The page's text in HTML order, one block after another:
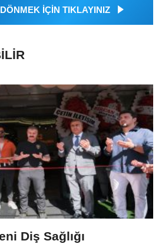
İÇİN TIKLAYINIZ
Diş Sağlığı